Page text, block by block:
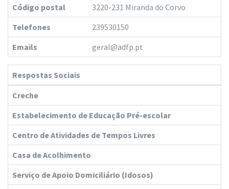
Código postal
3220-231 Miranda do Corvo
Telefones
239530150
Emails
geral@adfp.pt
Respostas Sociais
Creche
Estabelecimento de Educação Pré-escolar
Centro de Atividades de Tempos Livres
Casa de Acolhimento
Serviço de Apoio Domiciliário (Idosos)